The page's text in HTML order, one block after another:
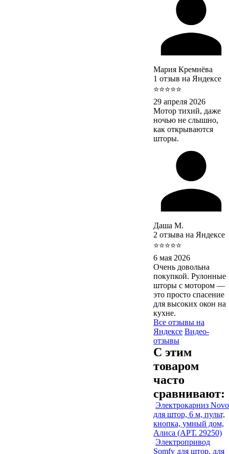
Мария Кремнёва
1 отзыв на Яндексе
⭐⭐⭐⭐⭐
29 апреля 2026
Мотор тихий, даже
ночью не слышно,
как открываются
шторы.
Даша М.
2 отзыва на Яндексе
⭐⭐⭐⭐⭐
6 мая 2026
Очень довольна
покупкой. Рулонные
шторы с мотором —
это просто спасение
для высоких окон на
кухне.
Все отзывы на
Яндексе Видео-
отзывы
С этим
товаром
часто
сравнивают:
Электрокарниз Novo
для штор, 6 м, пульт,
кнопка, умный дом,
Алиса (АРТ. 29250)
Электропривод
Somfy для штор, для